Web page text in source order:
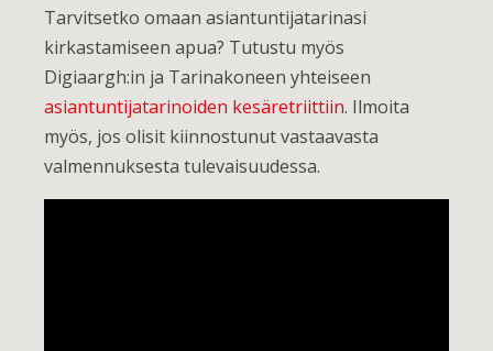
Tarvitsetko omaan asiantuntijatarinasi
kirkastamiseen apua? Tutustu myös
Digiaargh:in ja Tarinakoneen yhteiseen
asiantuntijatarinoiden kesäretriittiin. Ilmoita
myös, jos olisit kiinnostunut vastaavasta
valmennuksesta tulevaisuudessa.